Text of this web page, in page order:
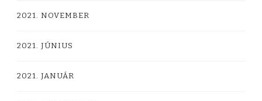
2021. NOVEMBER
2021. JÚNIUS
2021. JANUÁR